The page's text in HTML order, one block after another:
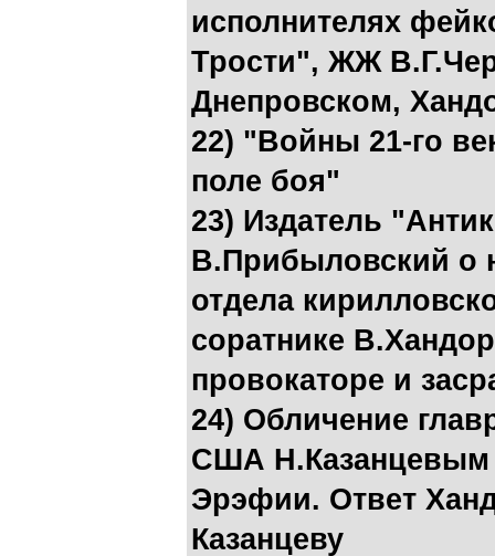
исполнителях
Трости", ЖЖ
Днепровском,
22) "Войны 21-го
поле боя"
23) Издатель
В.Прибыловский о
отдела
соратнике
провокаторе и
24) Обличение
США Н.Казанцевым
Эрэфии. Ответ
Казанцеву